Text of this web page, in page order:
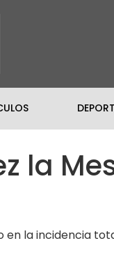
la
en la incidencia